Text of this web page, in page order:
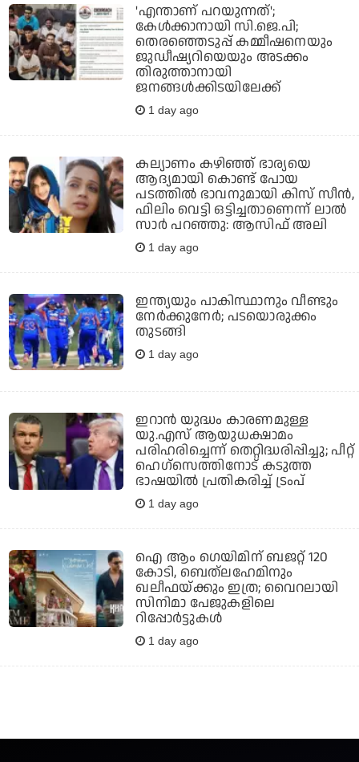
'എന്താണ് പറയുന്നത്';
കേള്‍ക്കാനായി സി.ജെ.പി;
തെരഞ്ഞെടുപ്പ് കമ്മീഷനെയും
ജുഡീഷ്യറിയെയും അടക്കം
തിരുത്താനായി
ജനങ്ങള്‍ക്കിടയിലേക്ക്
1 day ago
കല്യാണം കഴിഞ്ഞ് ഭാര്യയെ
ആദ്യമായി കൊണ്ട് പോയ
പടത്തില്‍ ഭാവനുമായി കിസ് സീന്‍,
ഫിലിം വെട്ടി ഒട്ടിച്ചതാണെന്ന് ലാല്‍
സാര്‍ പറഞ്ഞു: ആസിഫ് അലി
1 day ago
ഇന്ത്യയും പാകിസ്ഥാനും വീണ്ടും
നേര്‍ക്കുനേര്‍; പടയൊരുക്കം
തുടങ്ങി
1 day ago
ഇറാന്‍ യുദ്ധം കാരണമുള്ള
യു.എസ് ആയുധക്ഷാമം
പരിഹരിച്ചെന്ന് തെറ്റിദ്ധരിപ്പിച്ചു; പീറ്റ്
ഹെഗ്‌സെത്തിനോട് കടുത്ത
ഭാഷയില്‍ പ്രതികരിച്ച് ട്രംപ്
1 day ago
ഐ ആം ഗെയിമിന് ബജറ്റ് 120
കോടി, ബെത്‌ലഹേമിനും
ഖലീഫയ്ക്കും ഇത്ര; വൈറലായി
സിനിമാ പേജുകളിലെ
റിപ്പോര്‍ട്ടുകള്‍
1 day ago